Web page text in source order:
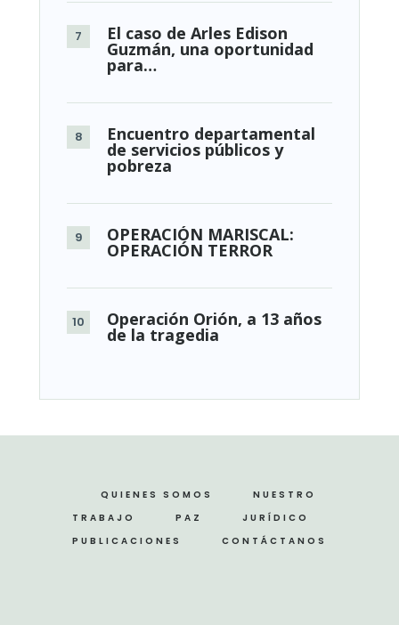
El caso de Arles Edison
Guzmán, una oportunidad
para…
Encuentro departamental
de servicios públicos y
pobreza
OPERACIÓN MARISCAL:
OPERACIÓN TERROR
Operación Orión, a 13 años
de la tragedia
QUIENES SOMOS
NUESTRO
TRABAJO
PAZ
JURÍDICO
PUBLICACIONES
CONTÁCTANOS